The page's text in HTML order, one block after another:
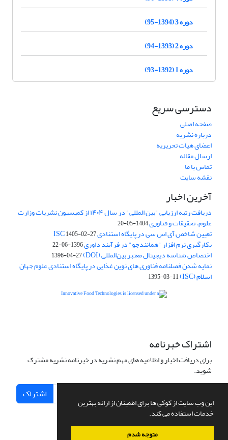
این وب سایت از کوکی ها برای اطمینان از ارائه بهترین
خدمات استفاده می کند.
متوجه شدم
دوره 3 (1394-95)
دوره 2 (1393-94)
دوره 1 (1392-93)
دسترسی سریع
صفحه اصلی
درباره نشریه
اعضای هیات تحریریه
ارسال مقاله
تماس با ما
نقشه سایت
آخرین اخبار
دریافت رتبه ارزیابی "بین المللی" در سال ۱۴۰۴ از کمیسیون نشریات وزارت
علوم، تحقیقات و فناوری1404-05-20
تعیین شاخص آی اس سی در پایگاه استنادی ISC1405-02-27
بکارگیری نرم افزار "همانندجو" در فرآیند داوری1396-06-22
اختصاص شناسه دیجیتال معتبر بین‌المللی (DOI) 1396-04-27
نمایه شدن فصلنامه فناوری های نوین غذایی در پایگاه استنادی علوم جهان
اسلام (ISC) 1395-03-11
اشتراک خبرنامه
برای دریافت اخبار و اطلاعیه های مهم نشریه در خبرنامه نشریه مشترک
شوید.
اشتراک